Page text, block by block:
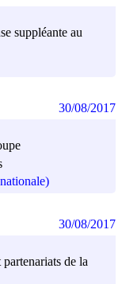
suppléante au
30/08/2017
de la
30/08/2017